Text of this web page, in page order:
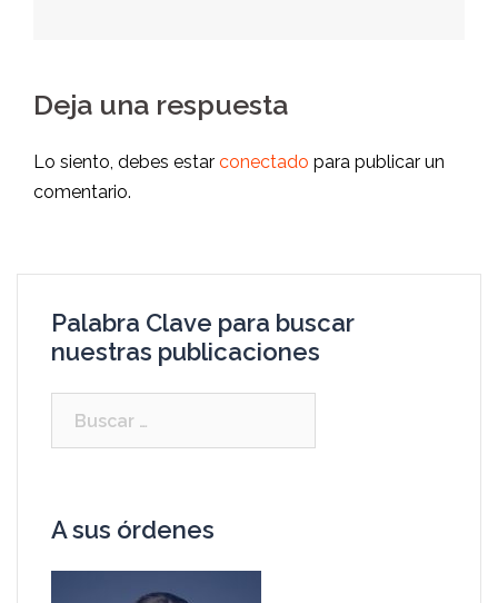
Deja una respuesta
Lo siento, debes estar conectado para publicar un
comentario.
Palabra Clave para buscar
nuestras publicaciones
A sus órdenes